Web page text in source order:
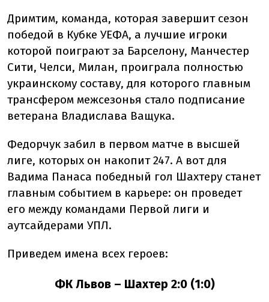
Дримтим, команда, которая завершит сезон
победой в Кубке УЕФА, а лучшие игроки
которой поиграют за Барселону, Манчестер
Сити, Челси, Милан, проиграла полностью
украинскому составу, для которого главным
трансфером межсезонья стало подписание
ветерана Владислава Ващука.
Федорчук забил в первом матче в высшей
лиге, которых он накопит 247. А вот для
Вадима Панаса победный гол Шахтеру станет
главным событием в карьере: он проведет
его между командами Первой лиги и
аутсайдерами УПЛ.
Приведем имена всех героев:
ФК Львов – Шахтер 2:0 (1:0)